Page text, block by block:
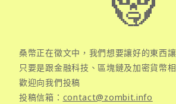
桑幣正在徵文中，我們想要讓好的東西
只要是跟金融科技、區塊鏈及加密貨幣
歡迎向我們投稿
投稿信箱： contact@zombit.info